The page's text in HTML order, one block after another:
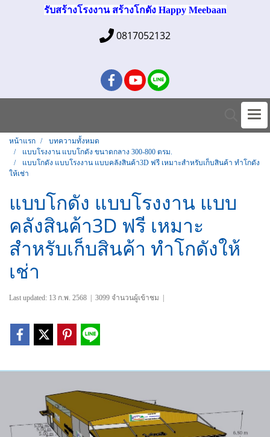
รับสร้างโรงงาน สร้างโกดัง Happy Meebaan
0817052132
หน้าแรก
บทความทั้งหมด
แบบโรงงาน แบบโกดัง ขนาดกลาง 300-800 ตรม.
แบบโกดัง แบบโรงงาน แบบคลังสินค้า3D ฟรี เหมาะสำหรับเก็บสินค้า ทำโกดัง
ให้เช่า
แบบโกดัง แบบโรงงาน แบบ
คลังสินค้า3D ฟรี เหมาะ
สำหรับเก็บสินค้า ทำโกดังให้
เช่า
Last updated: 13 ก.พ. 2568 3099 จำนวนผู้เข้าชม